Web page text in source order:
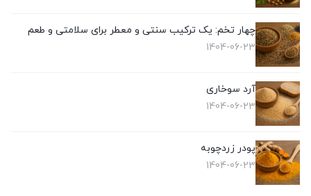
چهار تخم: یک ترکیب سنتی و معطر برای سلامتی و طعم
1404-06-23
آرد سوخاری
1404-06-23
پودر زردچوبه
1404-06-23